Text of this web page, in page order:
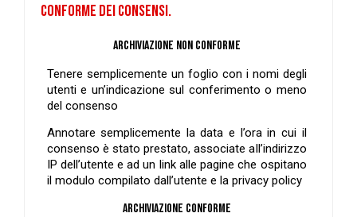
CONFORME DEI CONSENSI.
Archiviazione non conforme
Tenere semplicemente un foglio con i nomi degli
utenti e un’indicazione sul conferimento o meno
del consenso
Annotare semplicemente la data e l’ora in cui il
consenso è stato prestato, associate all’indirizzo
IP dell’utente e ad un link alle pagine che ospitano
il modulo compilato dall’utente e la privacy policy
Archiviazione conforme